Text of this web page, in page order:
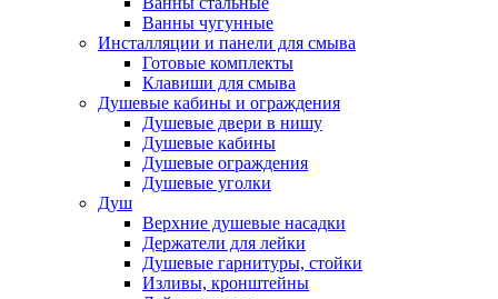
Ванны чугунные
Инсталляции и панели для смыва
Готовые комплекты
Клавиши для смыва
Душевые кабины и ограждения
Душевые двери в нишу
Душевые кабины
Душевые ограждения
Душевые уголки
Душ
Верхние душевые насадки
Держатели для лейки
Душевые гарнитуры, стойки
Изливы, кронштейны